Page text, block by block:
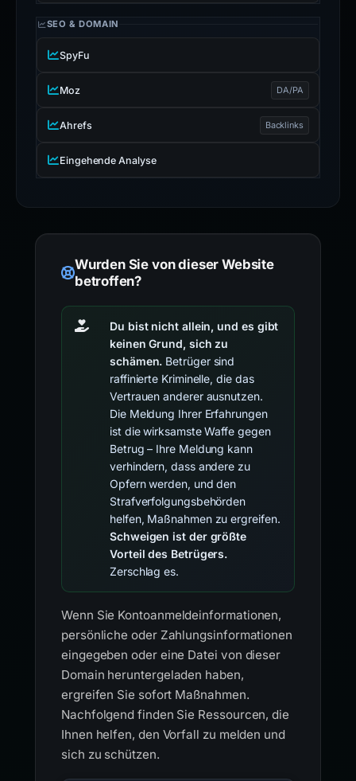
SEO & DOMAIN
SpyFu
Moz DA/PA
Ahrefs Backlinks
Eingehende Analyse
Wurden Sie von dieser Website
betroffen?
Du bist nicht allein, und es gibt
keinen Grund, sich zu
schämen. Betrüger sind
raffinierte Kriminelle, die das
Vertrauen anderer ausnutzen.
Die Meldung Ihrer Erfahrungen
ist die wirksamste Waffe gegen
Betrug – Ihre Meldung kann
verhindern, dass andere zu
Opfern werden, und den
Strafverfolgungsbehörden
helfen, Maßnahmen zu ergreifen.
Schweigen ist der größte
Vorteil des Betrügers.
Zerschlag es.
Wenn Sie Kontoanmeldeinformationen,
persönliche oder Zahlungsinformationen
eingegeben oder eine Datei von dieser
Domain heruntergeladen haben,
ergreifen Sie sofort Maßnahmen.
Nachfolgend finden Sie Ressourcen, die
Ihnen helfen, den Vorfall zu melden und
sich zu schützen.